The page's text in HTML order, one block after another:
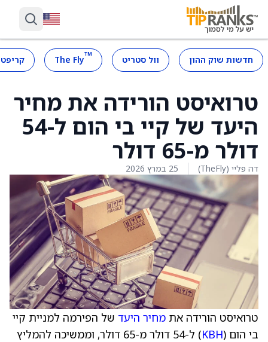
חדשות שוק ההון וול סטריט ™
The Fly
טרואיסט הורידה את מחיר
היעד של קיי בי הום ל-54
דולר מ-65 דולר
דה פליי (TheFly) 25 במרץ 2026
טרואיסט הורידה את מחיר היעד של הפירמה למניית קיי
בי הום (KBH
) ל-54 דולר מ-65 דולר, וממשיכה להמליץ